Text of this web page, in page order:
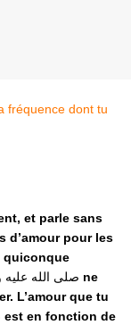
et parle sans
d’amour pour les
quiconque
صلى الله ne
L’amour que tu
est en fonction de